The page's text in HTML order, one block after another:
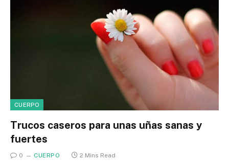
CUERPO
Trucos caseros para unas uñas sanas y
fuertes
0 CUERPO 2 Mins Read